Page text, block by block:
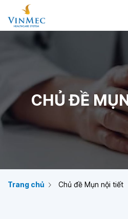
CHỦ ĐỀ
Trang chủ Chủ đề Mụn nội tiết